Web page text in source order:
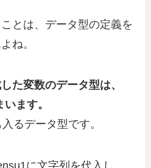
とは、データ型の定義を
ね。
た変数のデータ型は、
ます。
るデータ型です。